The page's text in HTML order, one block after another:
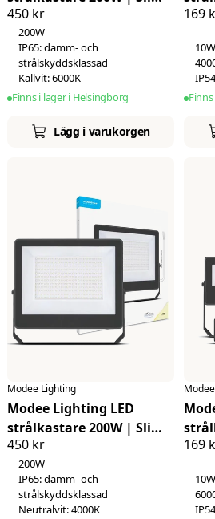
Kallvit 6000K | IP65
450 kr
200W
IP65: damm- och
strålskyddsklassad
Kallvit: 6000K
Finns i lager i Helsingborg
Lägg i varukorgen
169
10W
IP54
Modee Lighting
Modee Lighting LED
strålkastare 200W | Slim |
Kallvit 4000K | IP65
450 kr
200W
IP65: damm- och
strålskyddsklassad
Neutralvit: 4000K
169
10W
IP54
Höjdpunkt
Kallvit: